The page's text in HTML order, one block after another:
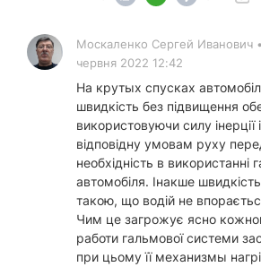
Москаленко Сергей Иванович •
червня 2022 12:42
На крутых спусках
швидкість без підвищення
використовуючи силу
відповідну умовам руху
необхідність в використанні
автомобіля. Інакше
такою, що водій не
Чим це загрожує ясно
работи гальмової системи
при цьому її механизмы